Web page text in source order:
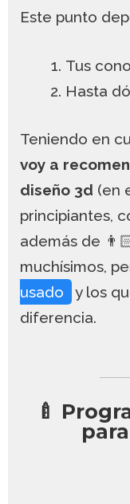
Este punto
Tus
Hasta
Teniendo en
voy a
diseño 3d (en
principiantes,
además de
muchísimos,
usado
y los
diferencia.
🍼